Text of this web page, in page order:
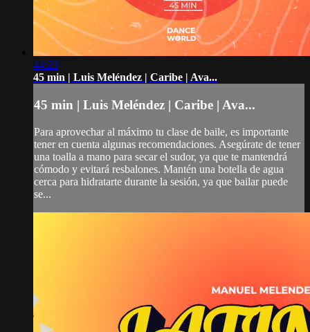
44:23
45 min | Luis Meléndez | Caribe | Ava...
45 min | Luis Meléndez | Caribe | Ava...
Para aprovechar al máximo tu clase de baile, es importante
tener en cuenta algunas recomendaciones. Asegúrate de tener
una toalla a mano para secar el sudor, ya que te mantendrá
cómodo y evitará resbalones. Mantén una botella de agua
cerca para hidratarte durante la sesión, ya que bailar puede
se...